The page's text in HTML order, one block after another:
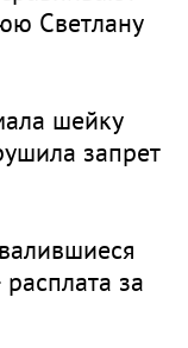
Светлану
шейку
запрет
за